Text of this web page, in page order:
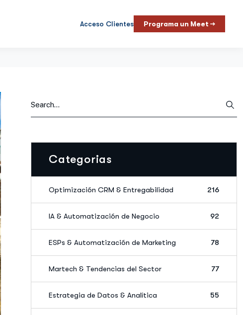
Acceso Clientes Programa un Meet →
Categorias
Optimización CRM & Entregabilidad 216
IA & Automatización de Negocio 92
ESPs & Automatización de Marketing 78
Martech & Tendencias del Sector 77
Estrategia de Datos & Analítica 55